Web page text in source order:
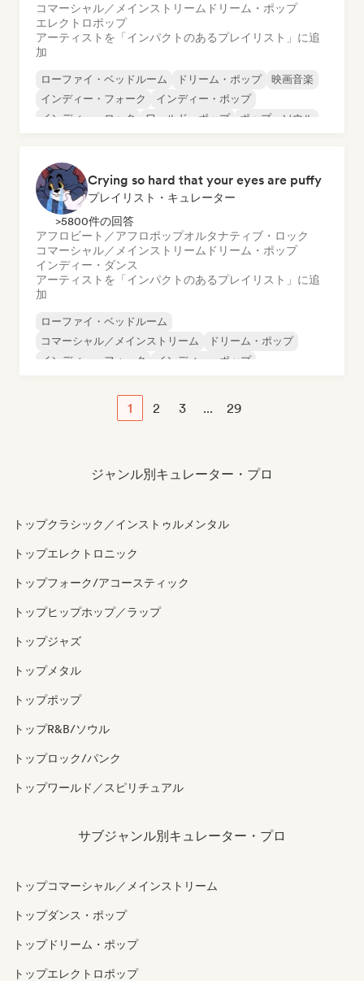
コマーシャル／メインストリーム ドリーム・ポップ
エレクトロポップ
アーティストを「インパクトのあるプレイリスト」に追
加
ローファイ・ベッドルーム ドリーム・ポップ
映画音楽
インディー・フォーク
インディー・ポップ
インディー・ロック
ワールド・ポップ ポップ・ソウル
Crying so hard that your eyes are puffy
プレイリスト・キュレーター
>5800件の回答
アフロビート／アフロポップオルタナティブ・ロック
コマーシャル／メインストリーム ドリーム・ポップ
インディー・ダンス
アーティストを「インパクトのあるプレイリスト」に追
加
ローファイ・ベッドルーム
コマーシャル／メインストリーム
ドリーム・ポップ
インディー・フォーク
インディー・ポップ
1 2 3 ... 29
ジャンル別キュレーター・プロ
トップクラシック／インストゥルメンタル
トップエレクトロニック
トップフォーク/アコースティック
トップヒップホップ／ラップ
トップジャズ
トップメタル
トップポップ
トップR&B/ソウル
トップロック/パンク
トップワールド／スピリチュアル
サブジャンル別キュレーター・プロ
トップコマーシャル／メインストリーム
トップダンス・ポップ
トップドリーム・ポップ
トップエレクトロポップ